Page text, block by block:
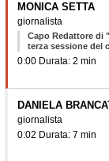
MONICA SETTA
giornalista
Capo Redattore di
terza sessione del
0:00 Durata: 2 min
DANIELA
giornalista
0:02 Durata: 7 min